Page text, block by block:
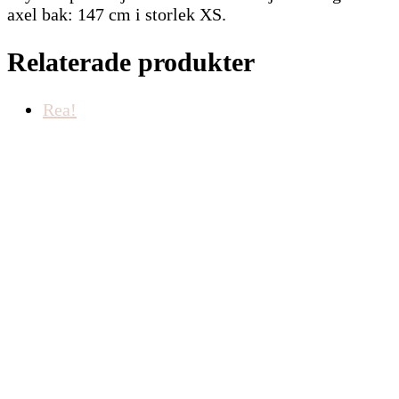
axel bak: 147 cm i storlek XS.
Relaterade produkter
Rea!